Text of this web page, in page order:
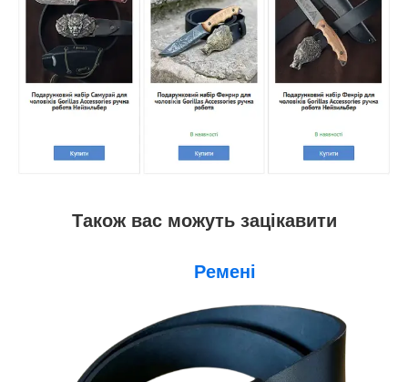
Також вас можуть зацікавити
Ремені